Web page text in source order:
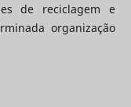
de reciclagem e
organização